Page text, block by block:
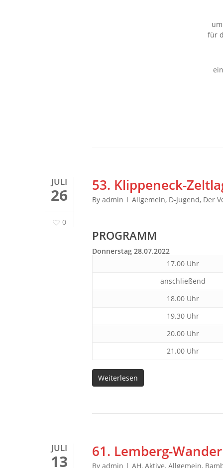
für
JULI
26
0
53. Klippeneck-
By admin Allgemein, D-Jugend, Der
PROGRAMM
Donnerstag 28.07.2022
17.00 Uhr
anschließend
18.00 Uhr
19.30 Uhr
20.00 Uhr
21.00 Uhr
Weiterlesen
JULI
13 61. Lemberg-
By admin AH, Aktive, Allgemein,